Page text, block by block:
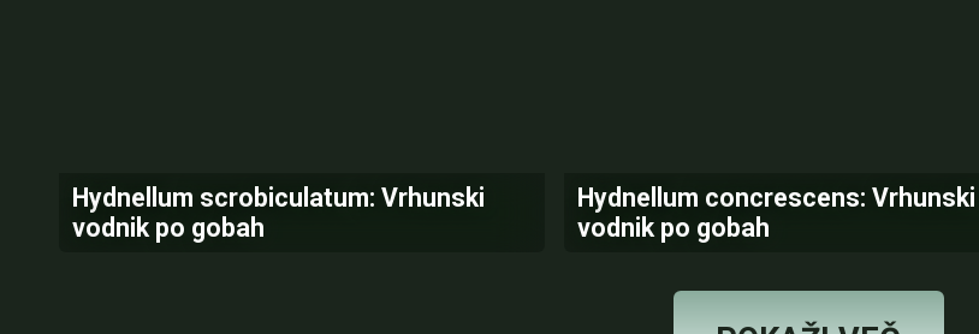
Hydnellum scrobiculatum: Vrhunski
vodnik po gobah
Hydnellum concrescens: Vrhunski
vodnik po gobah